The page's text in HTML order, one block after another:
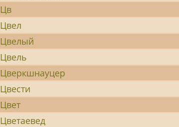
Цв
Цвел
Цвелый
Цвель
Цверкшнауцер
Цвести
Цвет
Цветаевед